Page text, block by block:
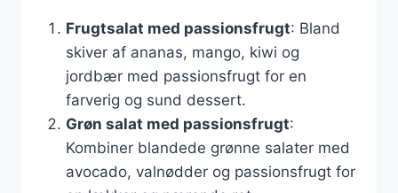
Frugtsalat med passionsfrugt: Bland
skiver af ananas, mango, kiwi og
jordbær med passionsfrugt for en
farverig og sund dessert.
Grøn salat med passionsfrugt:
Kombiner blandede grønne salater med
avocado, valnødder og passionsfrugt for